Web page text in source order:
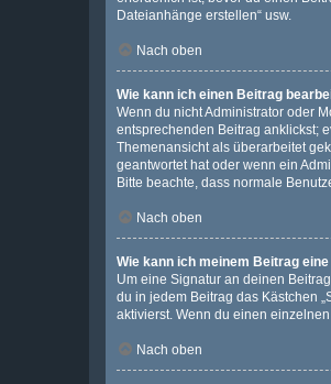
Dateianhänge erstellen“ usw.
Nach oben
Wie kann ich einen Beitrag
Wenn du nicht Administrator oder
entsprechenden Beitrag anklickst;
Themenansicht als überarbeitet
geantwortet hat oder wenn ein
Bitte beachte, dass normale
Nach oben
Wie kann ich meinem Beitrag
Um eine Signatur an deinen
du in jedem Beitrag das Kästchen
aktivierst. Wenn du einen
Nach oben